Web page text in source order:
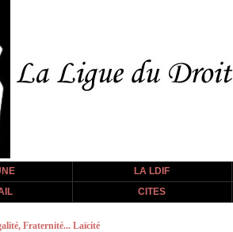
LA LDIF
CITES
Fraternité... Laïcité